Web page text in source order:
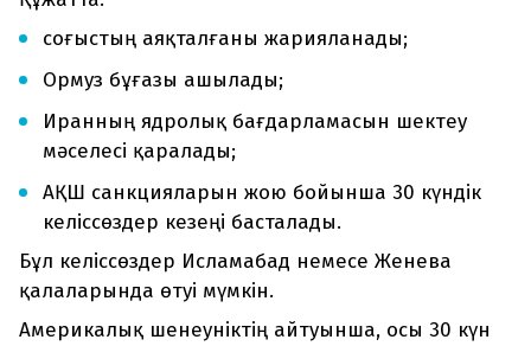
соғыстың аяқталғаны жарияланады;
Ормуз бұғазы ашылады;
Иранның ядролық бағдарламасын шектеу
мәселесі қаралады;
АҚШ санкцияларын жою бойынша 30 күндік
келіссөздер кезеңі басталады.
Бұл келіссөздер Исламабад немесе Женева
қалаларында өтуі мүмкін.
Америкалық шенеуніктің айтуынша, осы 30 күн